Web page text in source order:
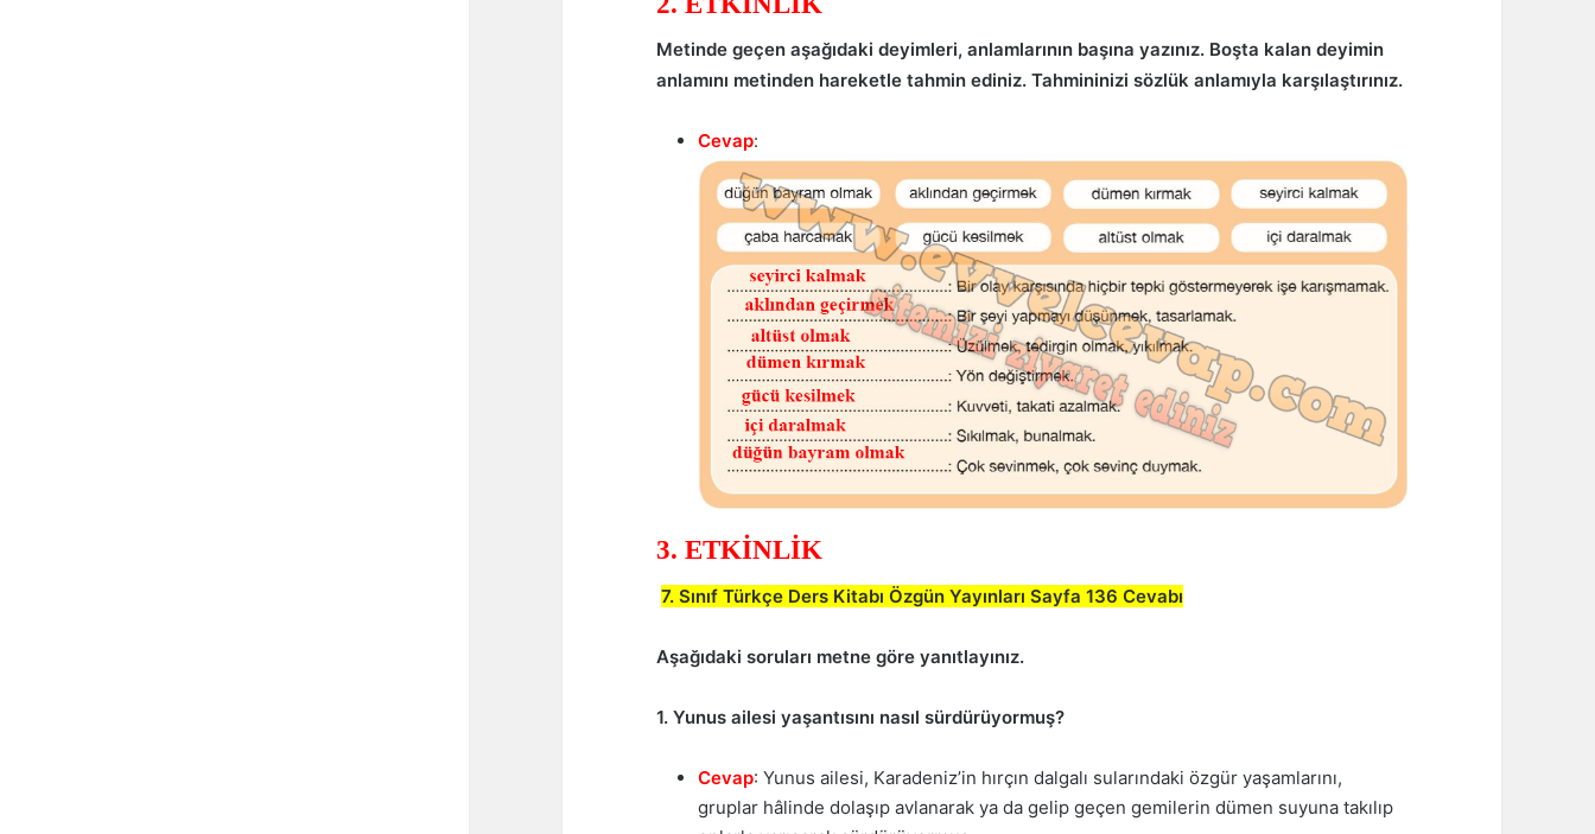
Metinde geçen aşağıdaki deyimleri, anlamlarının başına yazınız. Boşta kalan deyimin
anlamını metinden hareketle tahmin ediniz. Tahmininizi sözlük anlamıyla karşılaştırınız.
Cevap:
3. ETKİNLİK
7. Sınıf Türkçe Ders Kitabı Özgün Yayınları Sayfa 136 Cevabı
Aşağıdaki soruları metne göre yanıtlayınız.
1. Yunus ailesi yaşantısını nasıl sürdürüyormuş?
Cevap: Yunus ailesi, Karadeniz’in hırçın dalgalı sularındaki özgür yaşamlarını,
gruplar hâlinde dolaşıp avlanarak ya da gelip geçen gemilerin dümen suyuna takılıp